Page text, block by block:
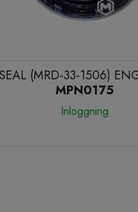
(MRD-33-1506)
MPN0175
Inloggning